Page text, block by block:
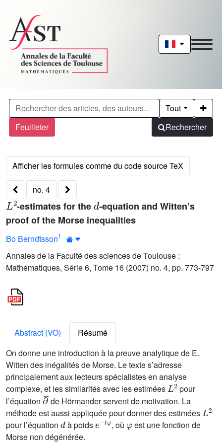
Feuilleter
Tout
Rechercher
no. 4
L2
-estimates for the -equation and Witten’s
proof of the Morse inequalities
Bo Berndtsson1
Annales de la Faculté des sciences de Toulouse :
Mathématiques, Série 6, Tome 16 (2007) no. 4, pp. 773-797
Abstract (VO)
Résumé
On donne une introduction à la preuve analytique de E.
Witten des inégalités de Morse. Le texte s’adresse
principalement aux lecteurs spécialistes en analyse
complexe, et les similarités avec les estimées
L2
pour
l’équation
∂¯
de Hörmander servent de motivation. La
méthode est aussi appliquée pour donner des estimées
2
pour l’équation
d
à poids
e-
tφ
, où
φ
est une fonction de
Morse non dégénérée.